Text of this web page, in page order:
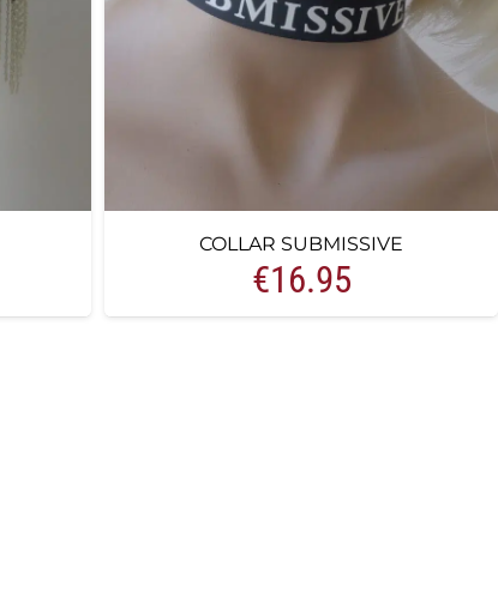
COLLAR SUBMISSIVE
€16.95